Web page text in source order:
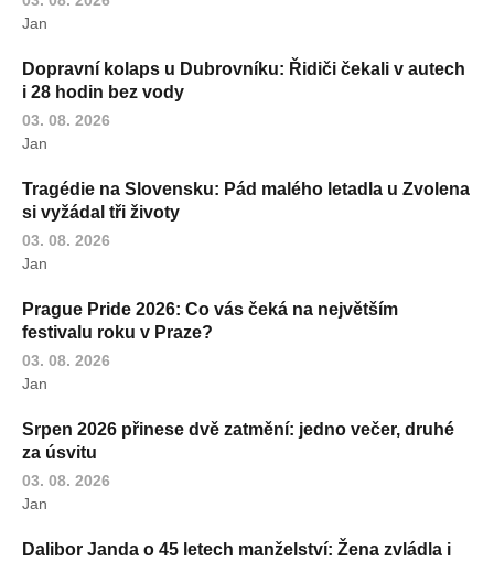
Jan
Dopravní kolaps u Dubrovníku: Řidiči čekali v autech
i 28 hodin bez vody
03. 08. 2026
Jan
Tragédie na Slovensku: Pád malého letadla u Zvolena
si vyžádal tři životy
03. 08. 2026
Jan
Prague Pride 2026: Co vás čeká na největším
festivalu roku v Praze?
03. 08. 2026
Jan
Srpen 2026 přinese dvě zatmění: jedno večer, druhé
za úsvitu
03. 08. 2026
Jan
Dalibor Janda o 45 letech manželství: Žena zvládla i